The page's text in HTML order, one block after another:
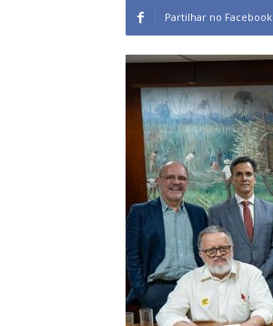
Partilhar no Facebook